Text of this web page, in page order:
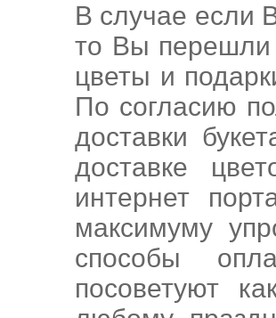
В случае если
то Вы перешли
цветы и
По согласию
доставки
доставке
интернет
максимуму
способы
посоветуют